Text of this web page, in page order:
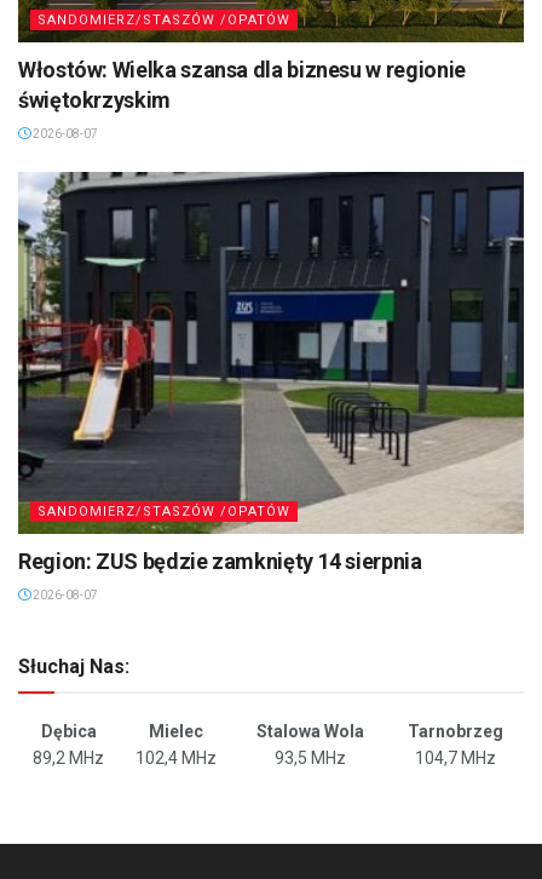
SANDOMIERZ/STASZÓW /OPATÓW
Włostów: Wielka szansa dla biznesu w regionie
świętokrzyskim
2026-08-07
SANDOMIERZ/STASZÓW /OPATÓW
Region: ZUS będzie zamknięty 14 sierpnia
2026-08-07
Słuchaj Nas:
Dębica Mielec Stalowa Wola
Tarnobrzeg
89,2 MHz
102,4 MHz 93,5 MHz 104,7 MHz